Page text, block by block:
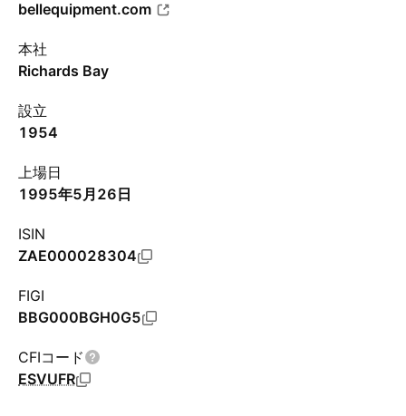
bellequipment.com
本社
Richards Bay
設立
1954
上場日
1995年5月26日
ISIN
ZAE000028304
FIGI
BBG000BGH0G5
CFIコード
ESVUFR